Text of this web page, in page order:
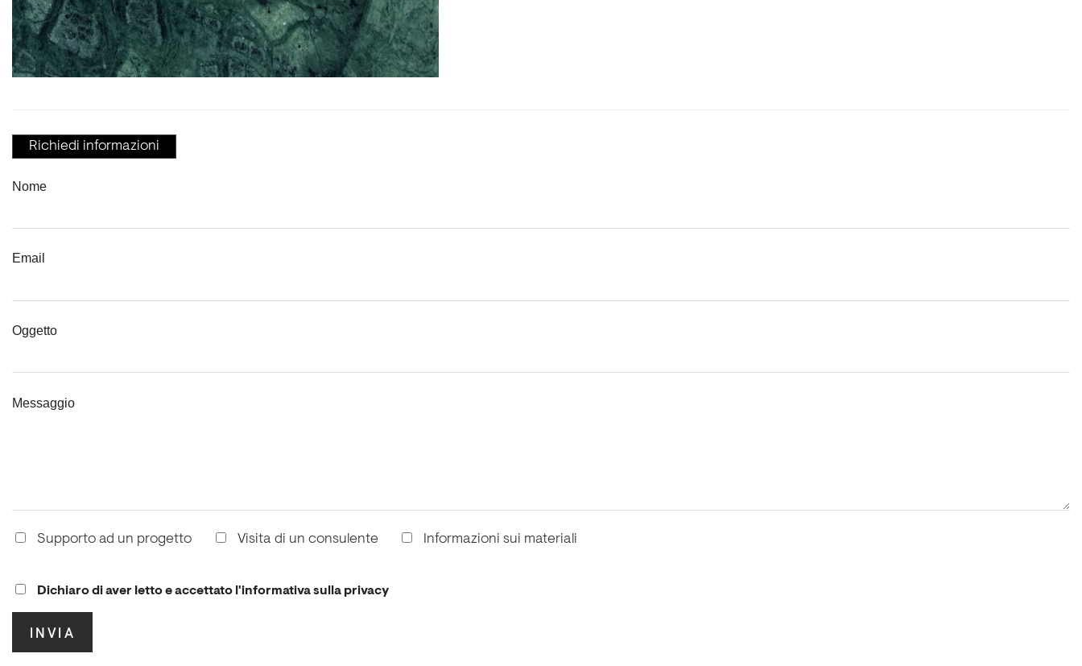
Richiedi informazioni
Nome
Email
Oggetto
Messaggio
Supporto ad un progetto Visita di un consulente Informazioni sui materiali
Dichiaro di aver letto e accettato l'informativa sulla privacy